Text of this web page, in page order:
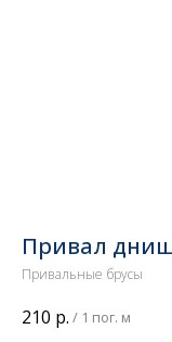
Привал
Привальные брусы
210 р. / 1 пог. м